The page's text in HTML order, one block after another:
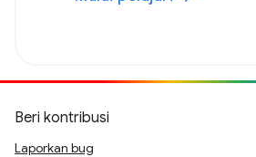
Beri kontribusi
Laporkan bug